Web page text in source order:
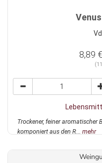
8,89 €
Trockener, feiner aromatischer
komponiert aus den R... mehr